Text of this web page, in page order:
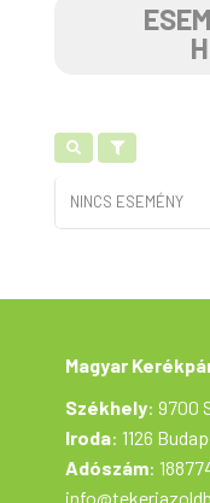
NINCS ESEMÉNY
Magyar
Székhely: 9700
Iroda: 1126
Adószám: